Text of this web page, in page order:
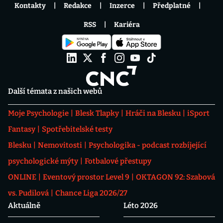
Další témata z našich webů
Moje Psychologie Blesk Tlapky Hráči na Blesku
iSport
Fantasy
Spotřebitelské testy
Blesku
Nemovitosti
Psychologika - podcast rozbíjející
psychologické mýty
Fotbalové přestupy
ONLINE
Eventový prostor Level 9
OKTAGON 92: Szabová
vs. Pudilová
Chance Liga 2026/27
Aktuálně
Léto 2026
Kontakty Redakce Inzerce Předplatné
RSS Kariéra